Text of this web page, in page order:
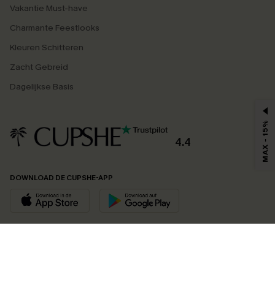
Vakantie Must-have
Charmante Feestlooks
Kleuren Schitteren
Zacht Gebreid
Dagelijkse Basis
4.4
DOWNLOAD DE CUPSHE-APP
MAX - 15%